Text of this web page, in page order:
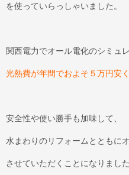
を使っていらっしゃいました。
関西電力でオール電化のシミュ
光熱費が年間でおよそ５万円安
安全性や使い勝手も加味して、
水まわりのリフォームとともに
させていただくことになりました